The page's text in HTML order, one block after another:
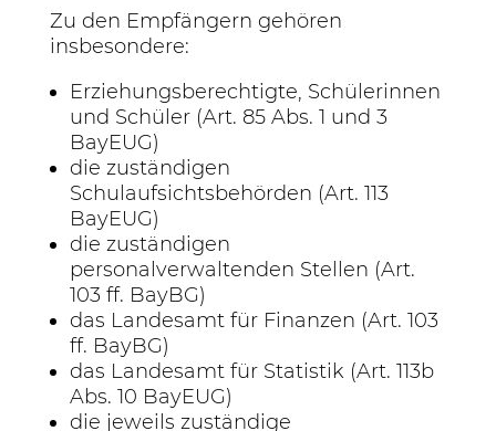
Zu den Empfängern gehören
insbesondere:
Erziehungsberechtigte, Schülerinnen
und Schüler (Art. 85 Abs. 1 und 3
BayEUG)
die zuständigen
Schulaufsichtsbehörden (Art. 113
BayEUG)
die zuständigen
personalverwaltenden Stellen (Art.
103 ff. BayBG)
das Landesamt für Finanzen (Art. 103
ff. BayBG)
das Landesamt für Statistik (Art. 113b
Abs. 10 BayEUG)
die jeweils zuständige